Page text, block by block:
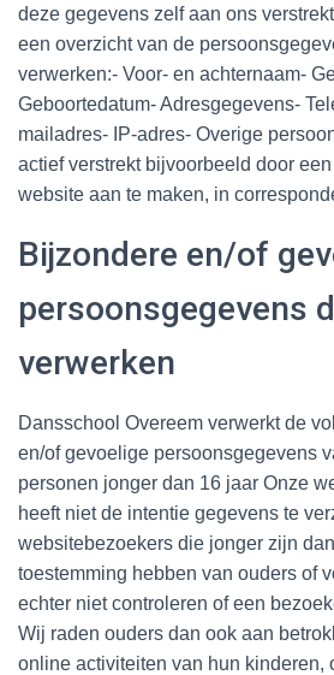
deze gegevens zelf aan ons
een overzicht van de
verwerken:- Voor- en achternaam-
Geboortedatum- Adresgegevens-
mailadres- IP-adres- Overige
actief verstrekt bijvoorbeeld door
website aan te maken, in
Bijzondere en/of
persoonsgegevens
verwerken
Dansschool Overeem verwerkt de
en/of gevoelige persoonsgegevens
personen jonger dan 16 jaar Onze
heeft niet de intentie gegevens te
websitebezoekers die jonger zijn
toestemming hebben van ouders of
echter niet controleren of een
Wij raden ouders dan ook aan
online activiteiten van hun kinderen,